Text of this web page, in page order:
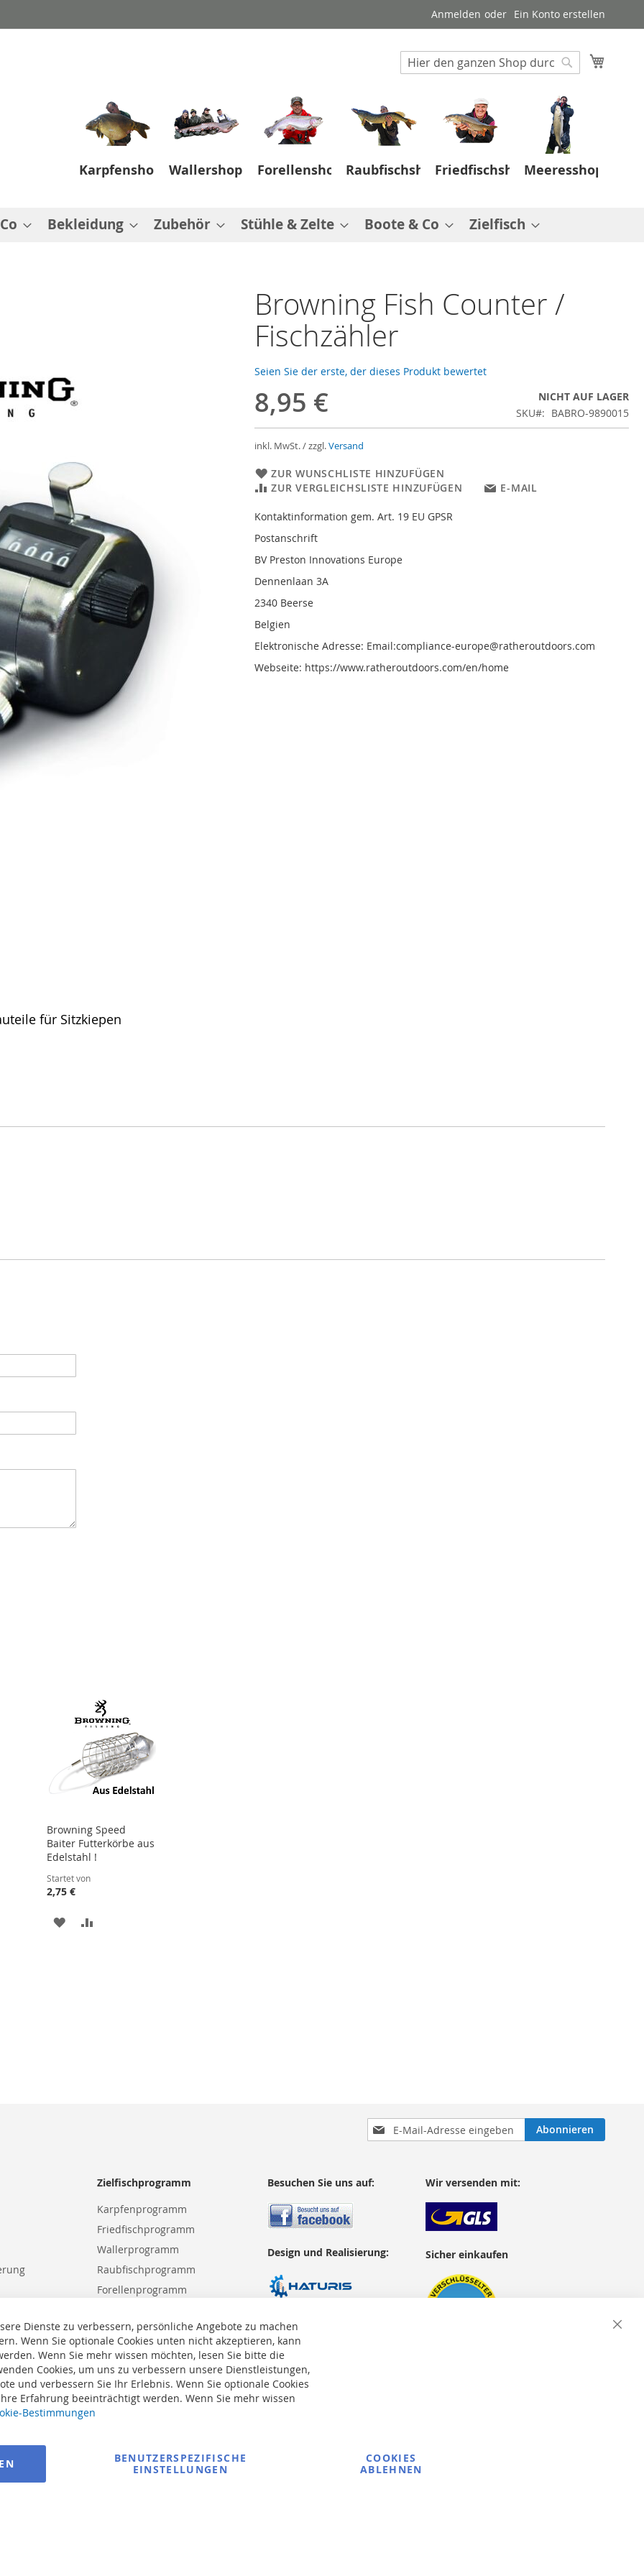
Anmelden Ein Konto erstellen
Suche
Suche
Karpfenshop Wallershop Forellenshop RaubfischshopFriedfischshopMeeresshop
Bekleidung Zubehör Stühle & Zelte Boote & Co Zielfisch
Browning Fish Counter /
Fischzähler
Seien Sie der erste, der dieses Produkt bewertet
8,95 €
NICHT AUF LAGER
SKU
BABRO-9890015
inkl. MwSt. / zzgl.Versand
ZUR WUNSCHLISTE HINZUFÜGEN
ZUR VERGLEICHSLISTE HINZUFÜGEN
E-MAIL
Kontaktinformation gem. Art. 19 EU GPSR
Postanschrift
BV Preston Innovations Europe
Dennenlaan 3A
2340 Beerse
Belgien
Elektronische Adresse: Email:compliance-europe@ratheroutdoors.com
Webseite: https://www.ratheroutdoors.com/en/home
für Sitzkiepen
Browning Speed
Baiter Futterkörbe aus
Edelstahl !
Startet von
2,75 €
ZUR
Anmeldung
zum
Abonnieren
Zielfischprogramm
Karpfenprogramm
Friedfischprogramm
Wallerprogramm
Raubfischprogramm
Forellenprogramm
Besuchen Sie uns auf:
Design und Realisierung:
Wir versenden mit:
Sicher einkaufen
Close
Dienste zu verbessern, persönliche Angebote zu machen
Wenn Sie optionale Cookies unten nicht akzeptieren, kann
Wenn Sie mehr wissen möchten, lesen Sie bitte die
Cookies, um uns zu verbessern unsere Dienstleistungen,
und verbessern Sie Ihr Erlebnis. Wenn Sie optionale Cookies
Erfahrung beeinträchtigt werden. Wenn Sie mehr wissen
Bestimmungen
BENUTZERSPEZIFISCHE
EINSTELLUNGEN
COOKIES
ABLEHNEN